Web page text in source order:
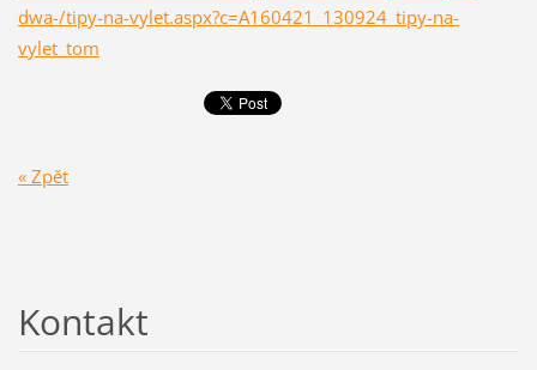
dwa-/tipy-na-vylet.aspx?c=A160421_130924_tipy-na-
vylet_tom
« Zpět
Kontakt